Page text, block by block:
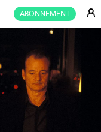
ABONNEMENT E